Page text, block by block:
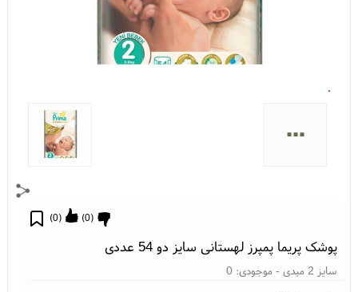
...
پوشک پریما پمپرز لهستانی سایز دو 54 عددی
(
0
) (
0
)
سایز 2 میدی - موجودی:0